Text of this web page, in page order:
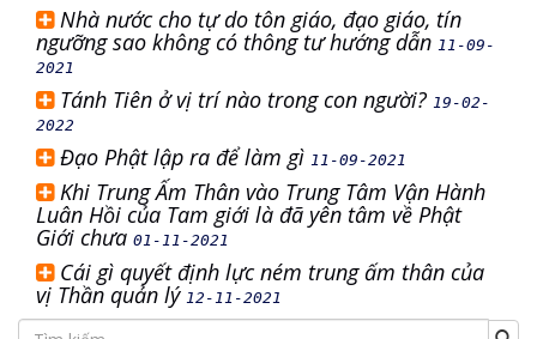
Nhà nước cho tự do tôn giáo, đạo giáo, tín
ngưỡng sao không có thông tư hướng dẫn 11-09-
2021
Tánh Tiên ở vị trí nào trong con người? 19-02-
2022
Đạo Phật lập ra để làm gì 11-09-2021
Khi Trung Ấm Thân vào Trung Tâm Vận Hành
Luân Hồi của Tam giới là đã yên tâm về Phật
Giới chưa 01-11-2021
Cái gì quyết định lực ném trung ấm thân của
vị Thần quản lý 12-11-2021